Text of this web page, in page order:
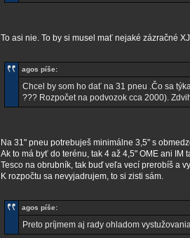
To asi nie. To by si musel mať nejaké zázračné
agos píše:
Chcel by som ho dať na 31 pneu .Čo sa
??? Rozpočet na podvozok cca 2000).
Na 31" pneu potrebuješ minimálne 3,5" s
Ak to má byť do terénu, tak 4 až 4,5" OME ani
Tesco na obrubník, tak buď veľa vecí prerobíš a
K rozpočtu sa nevyjadrujem, to si zisti sám.
agos píše:
Preto príjmem aj rady ohladom